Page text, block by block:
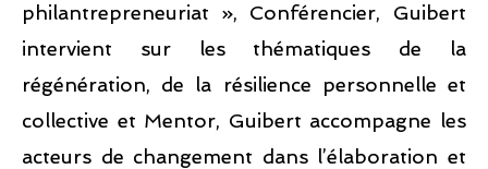
philantrepreneuriat », Conférencier, Guibert
intervient sur les thématiques de la
régénération, de la résilience personnelle et
collective et Mentor, Guibert accompagne les
acteurs de changement dans l’élaboration et